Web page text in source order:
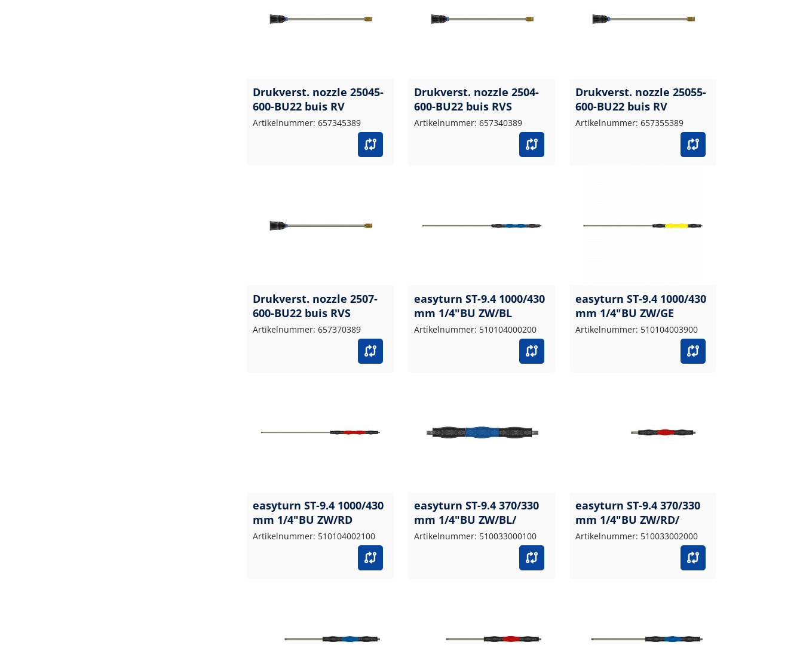
Drukverst. nozzle 25045-
600-BU22 buis RV
Artikelnummer: 657345389
Drukverst. nozzle 2504-
600-BU22 buis RVS
Artikelnummer: 657340389
Drukverst. nozzle 25055-
600-BU22 buis RV
Artikelnummer: 657355389
Drukverst. nozzle 2507-
600-BU22 buis RVS
Artikelnummer: 657370389
easyturn ST-9.4 1000/430
mm 1/4"BU ZW/BL
Artikelnummer: 510104000200
easyturn ST-9.4 1000/430
mm 1/4"BU ZW/GE
Artikelnummer: 510104003900
easyturn ST-9.4 1000/430
mm 1/4"BU ZW/RD
Artikelnummer: 510104002100
easyturn ST-9.4 370/330
mm 1/4"BU ZW/BL/
Artikelnummer: 510033000100
easyturn ST-9.4 370/330
mm 1/4"BU ZW/RD/
Artikelnummer: 510033002000